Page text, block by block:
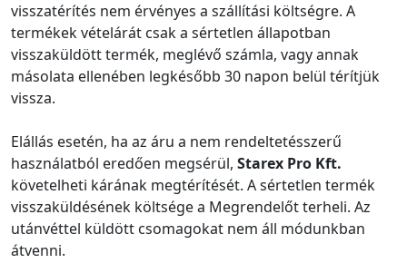
visszatérítés nem érvényes a szállítási költségre. A
termékek vételárát csak a sértetlen állapotban
visszaküldött termék, meglévő számla, vagy annak
másolata ellenében legkésőbb 30 napon belül térítjük
vissza.
Elállás esetén, ha az áru a nem rendeltetésszerű
használatból eredően megsérül, Starex Pro Kft.
követelheti kárának megtérítését. A sértetlen termék
visszaküldésének költsége a Megrendelőt terheli. Az
utánvéttel küldött csomagokat nem áll módunkban
átvenni.